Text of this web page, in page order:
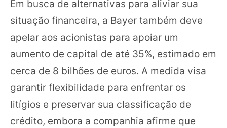
Em busca de alternativas para aliviar sua
situação financeira, a Bayer também deve
apelar aos acionistas para apoiar um
aumento de capital de até 35%, estimado em
cerca de 8 bilhões de euros. A medida visa
garantir flexibilidade para enfrentar os
litígios e preservar sua classificação de
crédito, embora a companhia afirme que